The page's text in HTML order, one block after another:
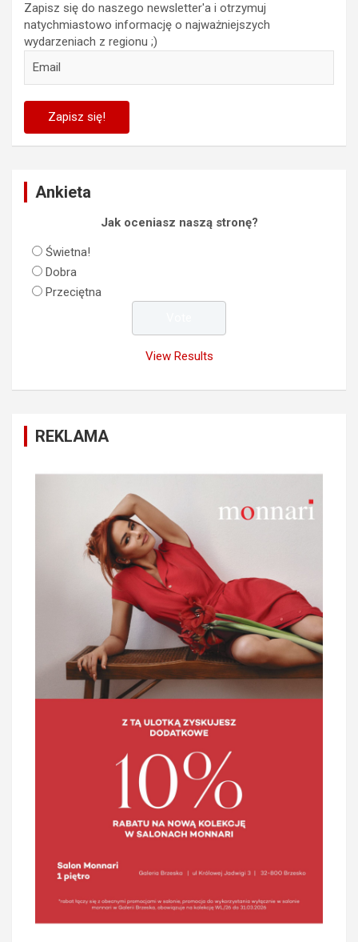
Zapisz się do naszego newsletter'a i otrzymuj
natychmiastowo informację o najważniejszych
wydarzeniach z regionu ;)
Ankieta
Jak oceniasz naszą stronę?
Świetna!
Dobra
Przeciętna
View Results
REKLAMA